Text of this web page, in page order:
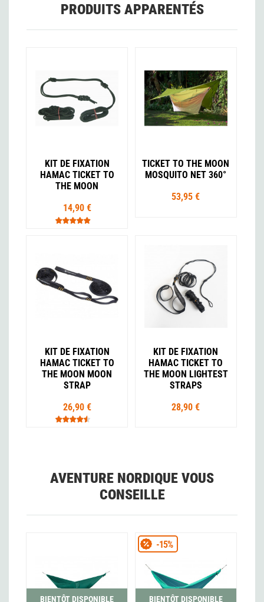
PRODUITS APPARENTÉS
KIT DE FIXATION
HAMAC TICKET TO
THE MOON
14,90 €
TICKET TO THE MOON
MOSQUITO NET 360°
53,95 €
KIT DE FIXATION
HAMAC TICKET TO
THE MOON MOON
STRAP
26,90 €
KIT DE FIXATION
HAMAC TICKET TO
THE MOON LIGHTEST
STRAPS
28,90 €
AVENTURE NORDIQUE VOUS
CONSEILLE
BIENTÔT DISPONIBLE BIENTÔT DISPONIBLE
-15%